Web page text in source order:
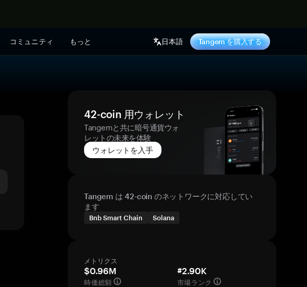
コミュニティ もっと 日本語 Tangem を購入する
42-coin 用ウォレット
Tangemと共に暗号通貨ウォ
レットの未来を体験
ウォレットを入手
Tangem は 42-coin のネットワークに対応してい
ます
Bnb Smart Chain Solana
メトリクス
$0.96M
時価総額
#2.90K
市場ランク